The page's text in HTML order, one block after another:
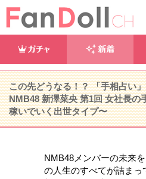
この先どうなる！？ 「手相占い
NMB48 新澤菜央 第1回 女社長の
稼いでいく出世タイプ〜
NMB48メンバーの未来
の人生のすべてが詰まっ